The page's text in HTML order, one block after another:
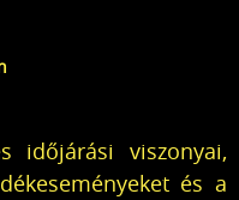
időjárási viszonyai,
és a